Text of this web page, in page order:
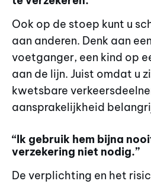
Ook op de stoep kunt u
aan anderen. Denk aan
voetganger, een kind op
aan de lijn. Juist omdat u
kwetsbare
aansprakelijkheid
“Ik gebruik hem bijna
verzekering niet nodig.”
De verplichting en het